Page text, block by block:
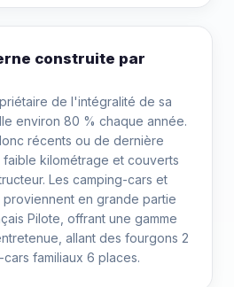
construite par
de l'intégralité de sa
environ 80 % chaque année.
récents ou de dernière
kilométrage et couverts
Les camping-cars et
en grande partie
Pilote, offrant une gamme
allant des fourgons 2
familiaux 6 places.